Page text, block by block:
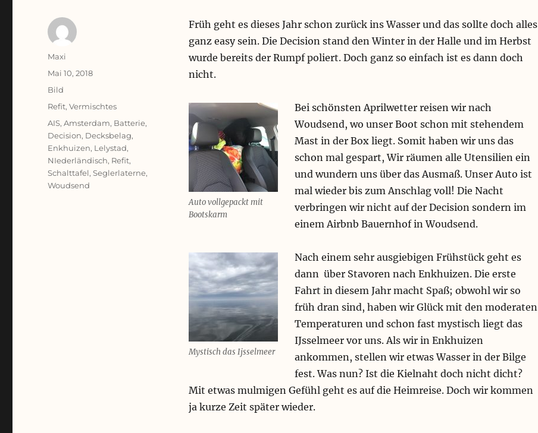
Früh geht es dieses Jahr schon zurück ins Wasser und das sollte doch alles
ganz easy sein. Die Decision stand den Winter in der Halle und im Herbst
wurde bereits der Rumpf poliert. Doch ganz so einfach ist es dann doch
nicht.
Auto vollgepackt mit
Bootskarm
Bei schönsten Aprilwetter reisen wir nach
Woudsend, wo unser Boot schon mit stehendem
Mast in der Box liegt. Somit haben wir uns das
schon mal gespart, Wir räumen alle Utensilien ein
und wundern uns über das Ausmaß. Unser Auto ist
mal wieder bis zum Anschlag voll! Die Nacht
verbringen wir nicht auf der Decision sondern im
einem Airbnb Bauernhof in Woudsend.
Mystisch das Ijsselmeer
Nach einem sehr ausgiebigen Frühstück geht es
dann über Stavoren nach Enkhuizen. Die erste
Fahrt in diesem Jahr macht Spaß; obwohl wir so
früh dran sind, haben wir Glück mit den moderaten
Temperaturen und schon fast mystisch liegt das
IJsselmeer vor uns. Als wir in Enkhuizen
ankommen, stellen wir etwas Wasser in der Bilge
fest. Was nun? Ist die Kielnaht doch nicht dicht?
Mit etwas mulmigen Gefühl geht es auf die Heimreise. Doch wir kommen
ja kurze Zeit später wieder.
Autor
Maxi
Veröffentlicht
am
Mai 10, 2018
Format
Bild
Kategorien
Refit,Vermischtes
Schlagwörter
AIS,Amsterdam, Batterie,
Decision, Decksbelag,
Enkhuizen, Lelystad,
NIederländisch, Refit,
Schalttafel,Seglerlaterne,
Woudsend